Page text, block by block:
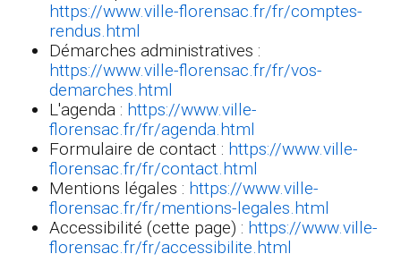
https://www.ville-florensac.fr/fr/comptes-
rendus.html
Démarches administratives :
https://www.ville-florensac.fr/fr/vos-
demarches.html
L'agenda : https://www.ville-
florensac.fr/fr/agenda.html
Formulaire de contact : https://www.ville-
florensac.fr/fr/contact.html
Mentions légales : https://www.ville-
florensac.fr/fr/mentions-legales.html
Accessibilité (cette page) : https://www.ville-
florensac.fr/fr/accessibilite.html